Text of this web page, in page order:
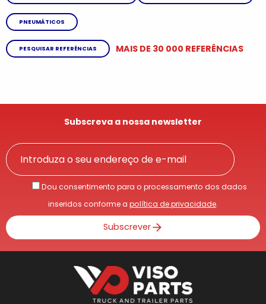
PNEUMÁTICOS
PESQUISAR REFERÊNCIAS MAIS DE 30 000 REFERÊNCIAS
Subscreva a nossa newsletter
Dou consentimento para o processamento dos dados
inseridos conforme a política de privacidade.
Subscrever